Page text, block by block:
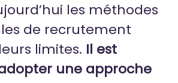
les méthodes
de recrutement
limites. Il est
une approche